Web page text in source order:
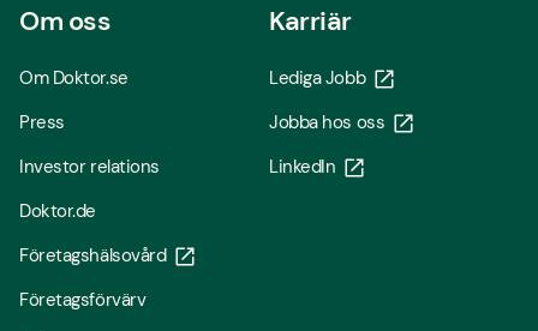
Om oss
Om Doktor.se
Press
Investor relations
Doktor.de
Företagshälsovård
Företagsförvärv
Karriär
Lediga Jobb
Jobba hos oss
LinkedIn